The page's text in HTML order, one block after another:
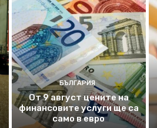
БЪЛГАРИЯ
От 9 август цените на
финансовите услуги ще са
само в евро